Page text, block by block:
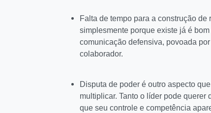
Falta de tempo para a construção
simplesmente porque existe já é
comunicação defensiva, povoada
colaborador.
Disputa de poder é outro aspecto
multiplicar. Tanto o líder pode
que seu controle e competência